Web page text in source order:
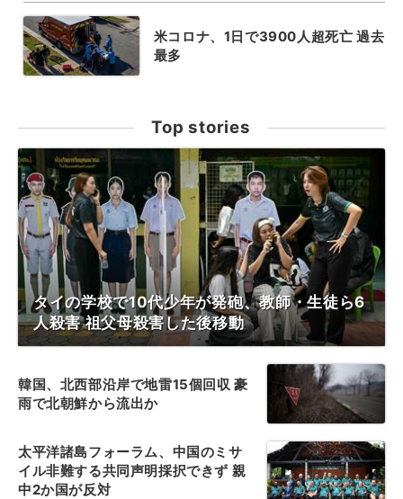
米コロナ、1日で3900人超死亡 過去
最多
Top stories
タイの学校で10代少年が発砲、教師・生徒ら6
人殺害 祖父母殺害した後移動
韓国、北西部沿岸で地雷15個回収 豪
雨で北朝鮮から流出か
太平洋諸島フォーラム、中国のミサ
イル非難する共同声明採択できず 親
中2か国が反対